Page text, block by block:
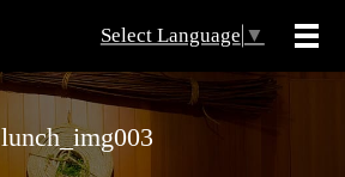
Select Language ▼
メ
lunch_img003